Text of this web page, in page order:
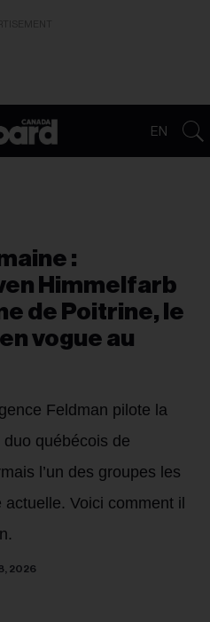
EN
:
Himmelfarb
de Poitrine, le
vogue au
Feldman pilote la
québécois de
l’un des groupes les
Voici comment il
2026